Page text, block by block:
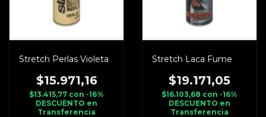
Stretch Perlas Violeta
$15.971,16
$13.415,77 con -16%
DESCUENTO en
Transferencia
Stretch Laca Fume
$19.171,05
$16.103,68 con -16%
DESCUENTO en
Transferencia